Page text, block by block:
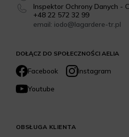
DOŁĄCZ DO SPOŁECZNOŚCI AELIA
Facebook
Instagram
Youtube
Inspektor Ochrony Danych -
+48 22 572 32 99
email: iodo@lagardere-tr.pl
OBSŁUGA KLIENTA